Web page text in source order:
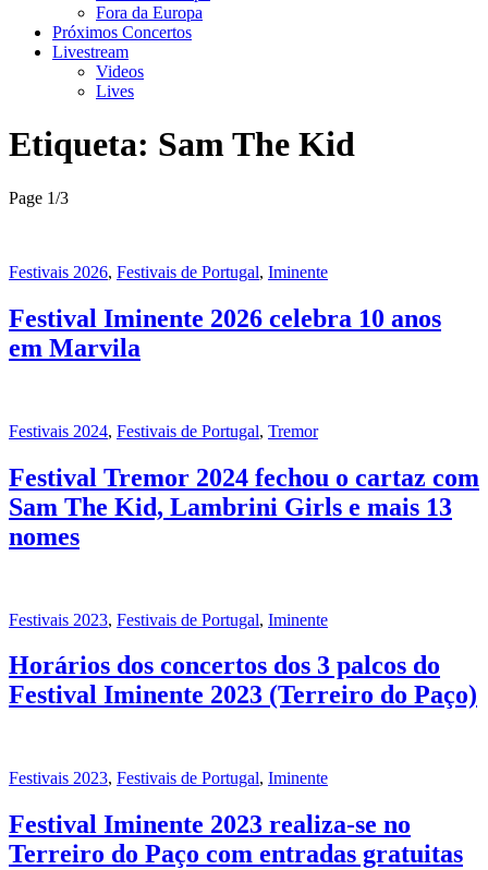
Fora da Europa
Próximos Concertos
Livestream
Videos
Lives
Etiqueta: Sam The Kid
Page 1/3
Festivais 2026, Festivais de Portugal, Iminente
Festival Iminente 2026 celebra 10 anos
em Marvila
Festivais 2024, Festivais de Portugal, Tremor
Festival Tremor 2024 fechou o cartaz com
Sam The Kid, Lambrini Girls e mais 13
nomes
Festivais 2023, Festivais de Portugal, Iminente
Horários dos concertos dos 3 palcos do
Festival Iminente 2023 (Terreiro do Paço)
Festivais 2023, Festivais de Portugal, Iminente
Festival Iminente 2023 realiza-se no
Terreiro do Paço com entradas gratuitas